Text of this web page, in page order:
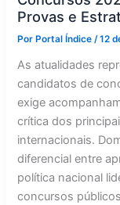
Provas e
Por Portal Índice/12
As atualidades
candidatos de
exige
crítica dos
internacionais.
diferencial entre
política nacional
concursos